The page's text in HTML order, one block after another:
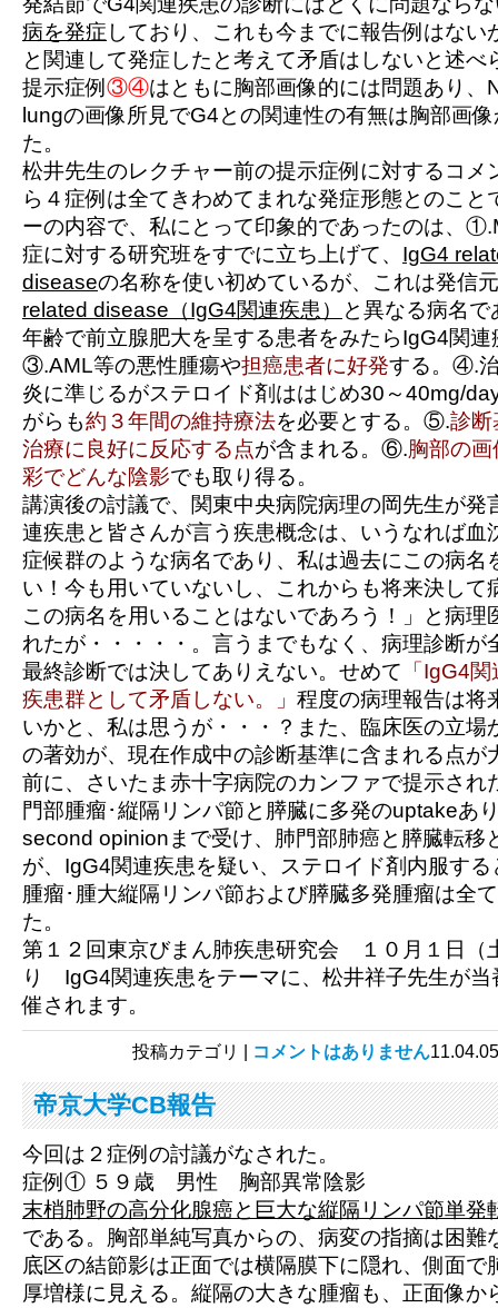
病を発症 しており、これも今までに報告例はない
と関連して発症したと考えて矛盾はしないと述べ
提示症例 ③④はともに胸部画像的には問題あり、
lungの画像所見でG4との関連性の有無は胸部画
た。
松井先生のレクチャー前の提示症例に対するコメ
ら４症例は全てきわめてまれな発症形態とのこと
ーの内容で、私にとって印象的であったのは、①.
症に対する研究班をすでに立ち上げて、 IgG4
diseaseの名称を使い初めているが、これは発信
related disease（IgG4関連疾患）
と異なる病名で
年齢で前立腺肥大を呈する患者をみたらIgG4関連
③.AML等の悪性腫瘍や担癌患者に好発する。④.
炎に準じるがステロイド剤ははじめ30～40mg/
がらも約３年間の維持療法を必要とする。⑤.診断
治療に良好に反応する点が含まれる。⑥.胸部の
彩でどんな陰影でも取り得る。
講演後の討議で、関東中央病院病理の岡先生が発
連疾患と皆さんが言う疾患概念は、いうなれば血
症候群のような病名であり、私は過去にこの病名
い！今も用いていないし、これからも将来決して
この病名を用いることはないであろう！」と病理
れたが・・・・・。言うまでもなく、病理診断が
最終診断では決してありえない。せめて 「IgG4
疾患群として矛盾しない。」 程度の病理報告は将
いかと、私は思うが・・・？また、臨床医の立場
の著効が、現在作成中の診断基準に含まれる点が
前に、さいたま赤十字病院のカンファで提示され
門部腫瘤･縦隔リンパ節と膵臓に多発のuptakeあ
second opinionまで受け、肺門部肺癌と膵臓転移
が、IgG4関連疾患を疑い、ステロイド剤内服す
腫瘤･腫大縦隔リンパ節および膵臓多発腫瘤は全
た。
第１２回東京びまん肺疾患研究会 １０月１日（
り IgG4関連疾患をテーマに、松井祥子先生が
催されます。
投稿カテゴリ | コメントはありません
帝京大学CB報告
今回は２症例の討議がなされた。
症例① ５９歳 男性 胸部異常陰影
末梢肺野の高分化腺癌と巨大な縦隔リンパ節単発
である。胸部単純写真からの、病変の指摘は困難
底区の結節影は正面では横隔膜下に隠れ、側面で
厚増様に見える。縦隔の大きな腫瘤も、正面像か